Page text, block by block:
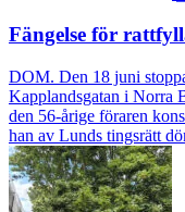
Fängelse för
DOM. Den 18 juni
Kapplandsgatan i Norra
den 56-årige föraren
han av Lunds tingsrätt